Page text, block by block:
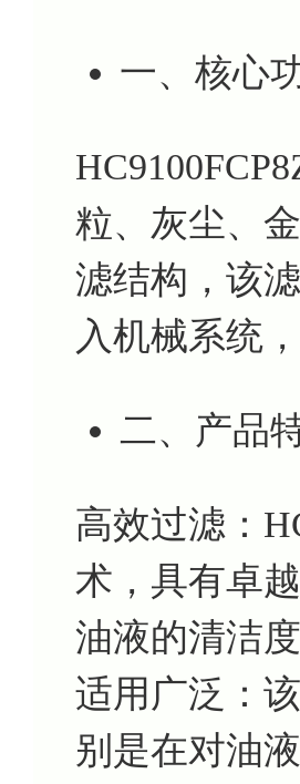
一、核心
粒、灰尘、
滤结构，该
入机械系统
二、产品
高效过滤：
术，具有卓
油液的清洁
适用广泛：
别是在对油